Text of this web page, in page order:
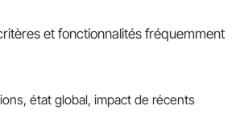
et fonctionnalités fréquemment
état global, impact de récents